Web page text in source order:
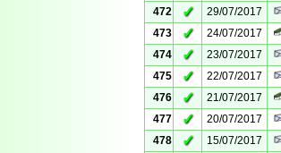
472
✓ 29/07/2017
473
✓ 24/07/2017
474
✓ 23/07/2017
475
✓ 22/07/2017
476
✓ 21/07/2017
477
✓ 20/07/2017
478
✓ 15/07/2017